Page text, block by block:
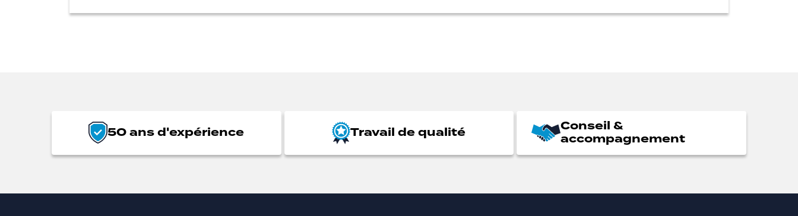
50 ans d'expérience Travail de qualité Conseil &
accompagnement